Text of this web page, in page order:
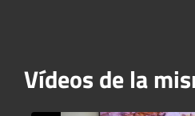
Vídeos de la